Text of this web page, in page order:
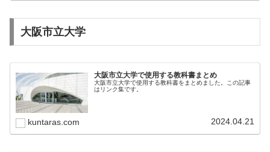
大阪市立大学
大阪市立大学で使用する教科書まとめ
大阪市立大学で使用する教科書をまとめました。この記事
はリンク集です。
kuntaras.com 2024.04.21